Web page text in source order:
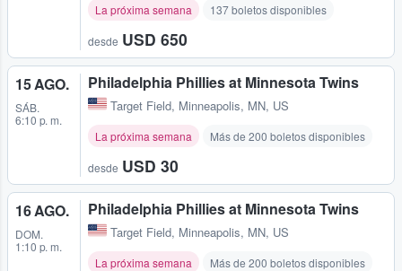
La próxima semana 137 boletos disponibles
desde USD 650
15 AGO.
SÁB.
6:10 p. m.
Philadelphia Phillies at Minnesota Twins
Target Field, Minneapolis, MN, US
La próxima semana Más de 200 boletos disponibles
desde USD 30
16 AGO.
DOM.
1:10 p. m.
Philadelphia Phillies at Minnesota Twins
Target Field, Minneapolis, MN, US
La próxima semana Más de 200 boletos disponibles